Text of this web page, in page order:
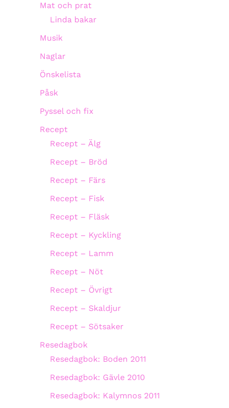
Mat och prat
Linda bakar
Musik
Naglar
Önskelista
Påsk
Pyssel och fix
Recept
Recept – Älg
Recept – Bröd
Recept – Färs
Recept – Fisk
Recept – Fläsk
Recept – Kyckling
Recept – Lamm
Recept – Nöt
Recept – Övrigt
Recept – Skaldjur
Recept – Sötsaker
Resedagbok
Resedagbok: Boden 2011
Resedagbok: Gävle 2010
Resedagbok: Kalymnos 2011